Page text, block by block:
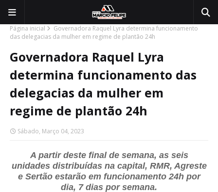
Página inicial
Governadora Raquel Lyra determina funcionamento
das delegacias da mulher em regime de plantão 24h
Governadora Raquel Lyra
determina funcionamento das
delegacias da mulher em
regime de plantão 24h
Sábado, Março 04, 2023
A partir deste final de semana, as seis
unidades distribuídas na capital, RMR, Agreste
e Sertão estarão em funcionamento 24h por
dia, 7 dias por semana.